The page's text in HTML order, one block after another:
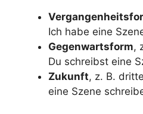
Ich habe eine
Gegenwartsform,
Du schreibst eine
Zukunft, z. B.
eine Szene